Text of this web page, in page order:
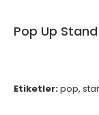
Pop Up
Etiketler:pop,